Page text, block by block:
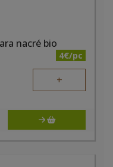
nacré bio
4€/pc
+